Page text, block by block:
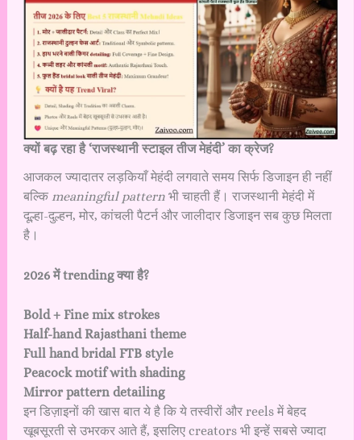
क्यों बढ़ रहा है ‘राजस्थानी स्टाइल तीज मेहंदी’ का क्रेज?
आजकल ज्यादातर लड़कियाँ मेहंदी लगवाते समय सिर्फ डिजाइन ही नहीं
बल्कि meaningful patternभी चाहती हैं। राजस्थानी मेहंदी में
दूल्हा-दुल्हन, मोर, कांचली पैटर्न और जालीदार डिजाइन सब कुछ मिलता
है।
2026 में trending क्या है?
Bold + Fine mix strokes
Half-hand Rajasthani theme
Full hand bridal FTB style
Peacock motif with shading
Mirror pattern detailing
इन डिज़ाइनों की खास बात ये है कि ये तस्वीरों और reels में बेहद
खूबसूरती से उभरकर आते हैं, इसलिए creators भी इन्हें सबसे ज्यादा